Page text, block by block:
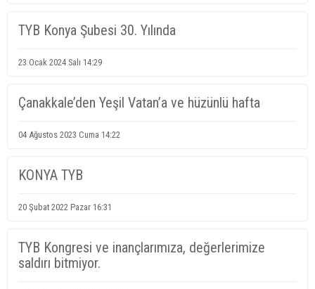
TYB Konya Şubesi 30. Yılında
23 Ocak 2024 Salı 14:29
Çanakkale’den Yeşil Vatan’a ve hüzünlü hafta
04 Ağustos 2023 Cuma 14:22
KONYA TYB
20 Şubat 2022 Pazar 16:31
TYB Kongresi ve inançlarımıza, değerlerimize
saldırı bitmiyor.